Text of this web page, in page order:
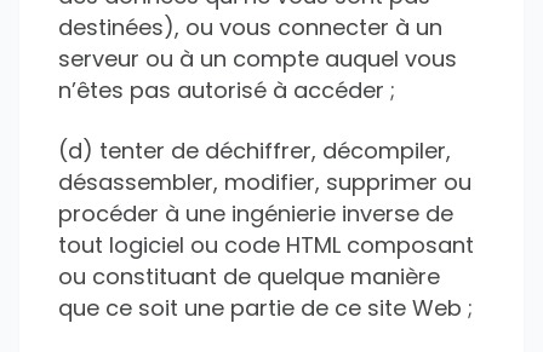
destinées), ou vous connecter à un
serveur ou à un compte auquel vous
n’êtes pas autorisé à accéder ;
(d) tenter de déchiffrer, décompiler,
désassembler, modifier, supprimer ou
procéder à une ingénierie inverse de
tout logiciel ou code HTML composant
ou constituant de quelque manière
que ce soit une partie de ce site Web ;